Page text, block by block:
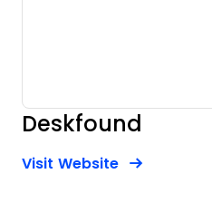
Deskfound
Visit WebsiteOpens New